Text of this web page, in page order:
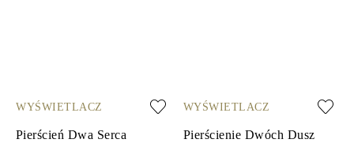
WYŚWIETLACZ
Pierścień Dwa Serca
WYŚWIETLACZ
Pierścienie Dwóch Dusz